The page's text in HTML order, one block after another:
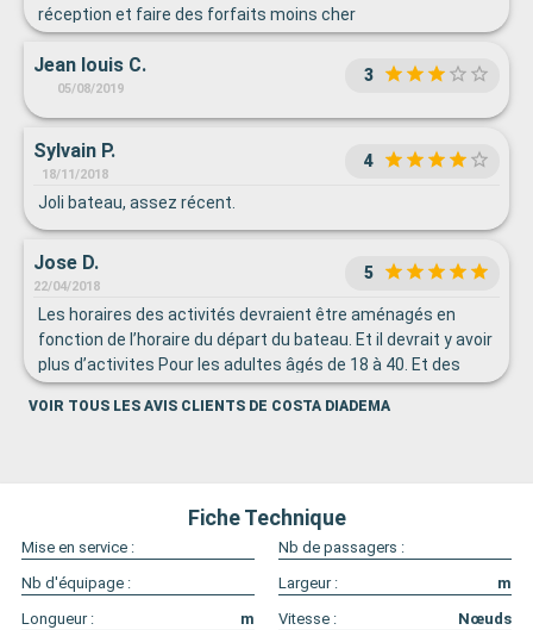
réception et faire des forfaits moins cher
Jean louis C.
05/08/2019
3
Sylvain P.
18/11/2018
4
Joli bateau, assez récent.
Jose D.
22/04/2018
5
Les horaires des activités devraient être aménagés en
fonction de l’horaire du départ du bateau. Et il devrait y avoir
plus d’activites Pour les adultes âgés de 18 à 40. Et des
excursions pour adolescents.
VOIR TOUS LES AVIS CLIENTS DE COSTA DIADEMA
Fiche Technique
Mise en service :
Nb de passagers :
Nb d'équipage :
Largeur :
m
Longueur :
m Vitesse : Nœuds